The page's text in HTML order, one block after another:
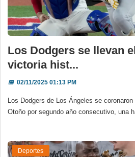
Los Dodgers se llevan
victoria hist...
📅02/11/2025 01:13 PM
Los Dodgers de Los Ángeles se
Otoño por segundo año consecutivo, una
Deportes